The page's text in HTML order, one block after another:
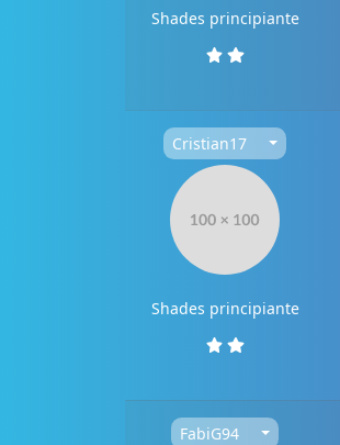
Shades principiante
Cristian17
Shades principiante
FabiG94